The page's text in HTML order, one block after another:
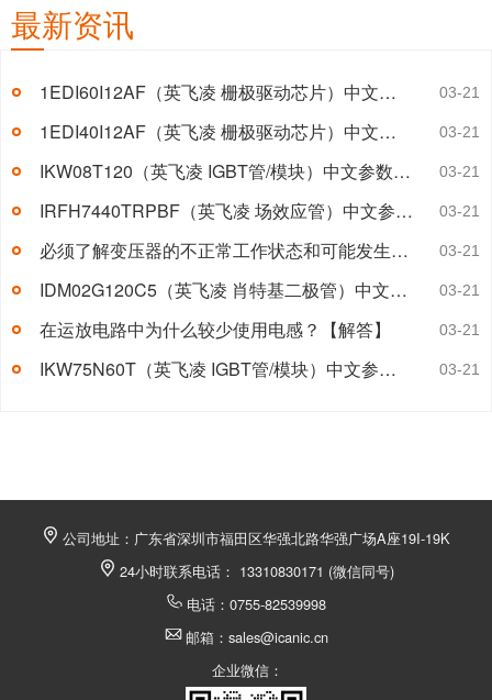
最新资讯
1EDI60I12AF（英飞凌 栅极驱动芯片）中文参数及引脚图 03-21
1EDI40I12AF（英飞凌 栅极驱动芯片）中文参数及引脚图 03-21
IKW08T120（英飞凌 IGBT管/模块）中文参数及应用领域 03-21
IRFH7440TRPBF（英飞凌 场效应管）中文参数及应用领域 03-21
必须了解变压器的不正常工作状态和可能发生的故障有哪些?【解答】 03-21
IDM02G120C5（英飞凌 肖特基二极管）中文参数及应用领域 03-21
在运放电路中为什么较少使用电感？【解答】 03-21
IKW75N60T（英飞凌 IGBT管/模块）中文参数引脚图 03-21
公司地址：广东省深圳市福田区华强北路华强广场A座19I-19K
24小时联系电话： 13310830171 (微信同号)
电话：0755-82539998
邮箱：sales@icanic.cn
企业微信：